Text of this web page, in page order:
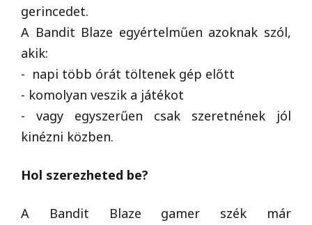
gerincedet.
A Bandit Blaze egyértelműen azoknak szól,
akik:
- napi több órát töltenek gép előtt
- komolyan veszik a játékot
- vagy egyszerűen csak szeretnének jól
kinézni közben.
Hol szerezheted be?
A Bandit Blaze gamer szék már